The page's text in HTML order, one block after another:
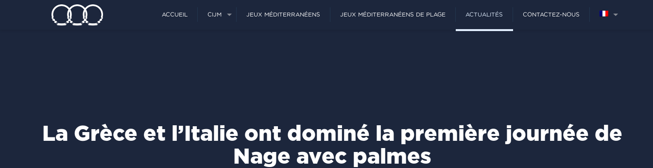
ACCUEIL CIJM JEUX MÉDITERRANÉENS JEUX MÉDITERRANÉENS DE PLAGE ACTUALITÉS CONTACTEZ-NOUS
La Grèce et l’Italie ont dominé la première journée de
Nage avec palmes